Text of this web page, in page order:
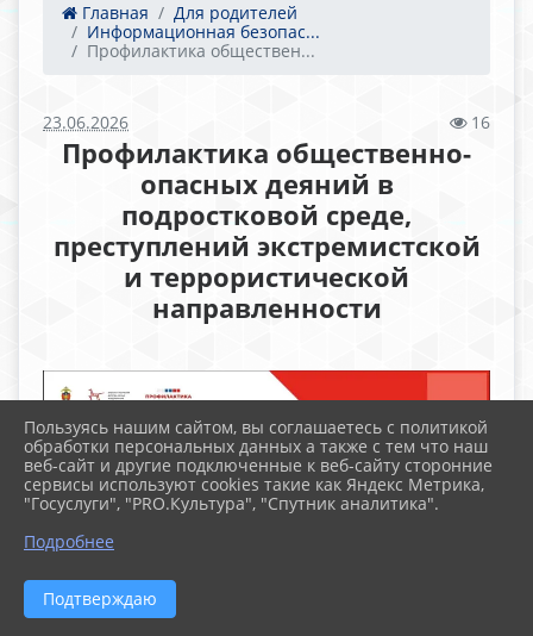
Главная
Для родителей
Информационная безопас...
Профилактика обществен...
23.06.2026 16
Профилактика общественно-
опасных деяний в
подростковой среде,
преступлений экстремистской
и террористической
направленности
Файлы
Пользуясь нашим сайтом, вы соглашаетесь с политикой
обработки персональных данных а также с тем что наш
веб-сайт и другие подключенные к веб-сайту сторонние
сервисы используют cookies такие как Яндекс Метрика,
"Госуслуги", "PRO.Культура", "Спутник аналитика".
Подробнее
Подтверждаю